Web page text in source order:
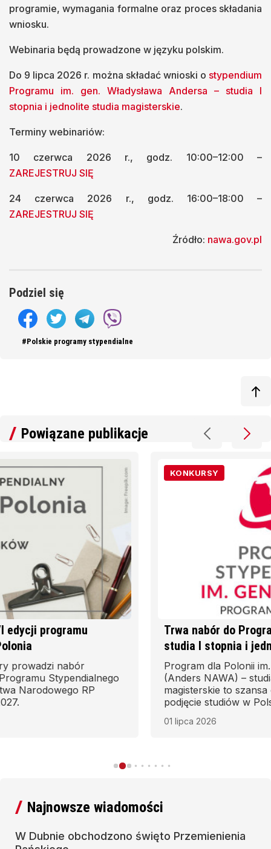
programie, wymagania formalne oraz proces składania
wniosku.
Webinaria będą prowadzone w języku polskim.
Do 9 lipca 2026 r. można składać wnioski o stypendium
Programu im. gen. Władysława Andersa – studia I
stopnia i jednolite studia magisterskie.
Terminy webinariów:
10 czerwca 2026 r., godz. 10:00–12:00 –
ZAREJESTRUJ SIĘ
24 czerwca 2026 r., godz. 16:00–18:00 –
ZAREJESTRUJ SIĘ
Źródło: nawa.gov.pl
Podziel się
#Polskie programy stypendialne
Powiązane publikacje
Trwa nabór do Programu Anders NAWA na
studia I stopnia i jednolite studia magisterskie
Program dla Polonii im. gen. Władysława Andersa
(Anders NAWA) – studia I stopnia i jednolite studia
magisterskie to szansa dla młodzieży polonijnej na
podjęcie studiów w Polsce, rozwój znajomości języka
uczelniach – podaje Narodowa Agencja Wymiany
Najnowsze wiadomości
W Dubnie obchodzono święto Przemienienia